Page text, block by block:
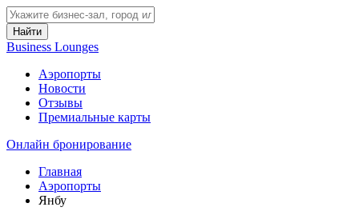
Найти
Business Lounges
Аэропорты
Новости
Отзывы
Премиальные карты
Онлайн бронирование
Главная
Аэропорты
Янбу